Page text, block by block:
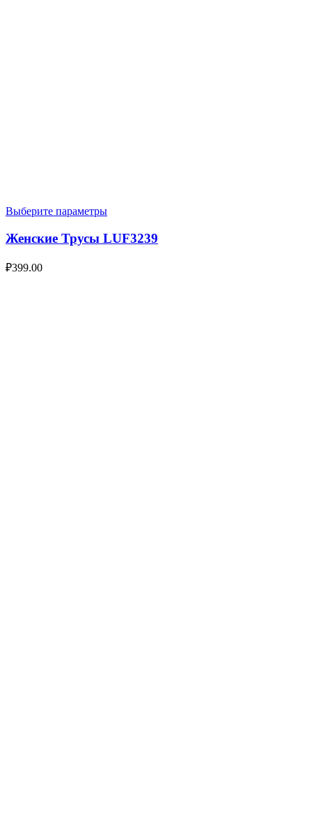
Выберите параметры
Женские Трусы LUF3239
₽399.00